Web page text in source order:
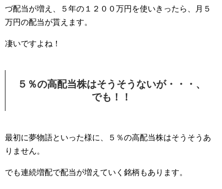
づ配当が増え、５年の１２００万円を使いきったら、月５
万円の配当が貰えます。
凄いですよね！
５％の高配当株はそうそうないが・・・、
でも！！
最初に夢物語といった様に、５％の高配当株はそうそうあ
りません。
でも連続増配で配当が増えていく銘柄もあります。